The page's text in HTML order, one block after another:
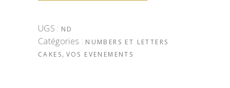
UGS : ND
Catégories : NUMBERS ET LETTERS
CAKES, VOS EVENEMENTS